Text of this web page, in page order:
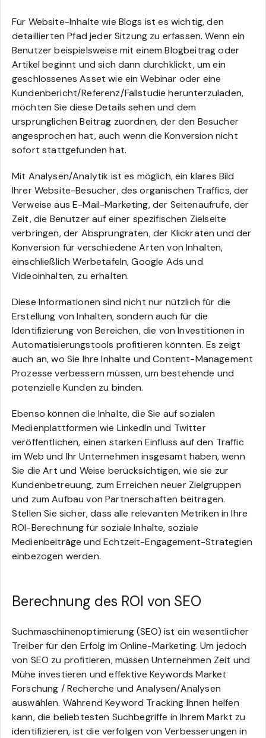
Für Website-Inhalte wie Blogs ist es wichtig, den
detaillierten Pfad jeder Sitzung zu erfassen. Wenn ein
Benutzer beispielsweise mit einem Blogbeitrag oder
Artikel beginnt und sich dann durchklickt, um ein
geschlossenes Asset wie ein Webinar oder eine
Kundenbericht/Referenz/Fallstudie herunterzuladen,
möchten Sie diese Details sehen und dem
ursprünglichen Beitrag zuordnen, der den Besucher
angesprochen hat, auch wenn die Konversion nicht
sofort stattgefunden hat.
Mit Analysen/Analytik ist es möglich, ein klares Bild
Ihrer Website-Besucher, des organischen Traffics, der
Verweise aus E-Mail-Marketing, der Seitenaufrufe, der
Zeit, die Benutzer auf einer spezifischen Zielseite
verbringen, der Absprungraten, der Klickraten und der
Konversion für verschiedene Arten von Inhalten,
einschließlich Werbetafeln, Google Ads und
Videoinhalten, zu erhalten.
Diese Informationen sind nicht nur nützlich für die
Erstellung von Inhalten, sondern auch für die
Identifizierung von Bereichen, die von Investitionen in
Automatisierungstools profitieren könnten. Es zeigt
auch an, wo Sie Ihre Inhalte und Content-Management
Prozesse verbessern müssen, um bestehende und
potenzielle Kunden zu binden.
Ebenso können die Inhalte, die Sie auf sozialen
Medienplattformen wie LinkedIn und Twitter
veröffentlichen, einen starken Einfluss auf den Traffic
im Web und Ihr Unternehmen insgesamt haben, wenn
Sie die Art und Weise berücksichtigen, wie sie zur
Kundenbetreuung, zum Erreichen neuer Zielgruppen
und zum Aufbau von Partnerschaften beitragen.
Stellen Sie sicher, dass alle relevanten Metriken in Ihre
ROI-Berechnung für soziale Inhalte, soziale
Medienbeiträge und Echtzeit-Engagement-Strategien
einbezogen werden.
Berechnung des ROI von SEO
Suchmaschinenoptimierung (SEO) ist ein wesentlicher
Treiber für den Erfolg im Online-Marketing. Um jedoch
von SEO zu profitieren, müssen Unternehmen Zeit und
Mühe investieren und effektive Keywords Market
Forschung / Recherche und Analysen/Analysen
auswählen. Während Keyword Tracking Ihnen helfen
kann, die beliebtesten Suchbegriffe in Ihrem Markt zu
identifizieren, ist die verfolgen von Verbesserungen in